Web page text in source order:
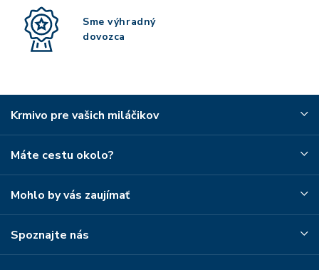
Sme výhradný
dovozca
Krmivo pre vašich miláčikov
Máte cestu okolo?
Mohlo by vás zaujímať
Spoznajte nás